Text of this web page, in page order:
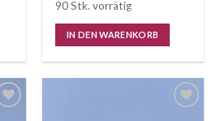
90 Stk. vorrätig
IN DEN WARENKORB